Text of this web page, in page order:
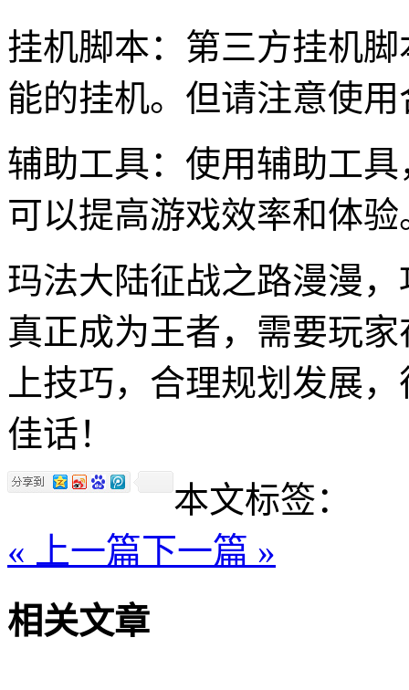
挂机脚本：第三方挂机
能的挂机。但请注意使
辅助工具：使用辅助工
可以提高游戏效率和体验
玛法大陆征战之路漫漫
真正成为王者，需要玩
上技巧，合理规划发展
佳话！
本文标签：
« 上一篇下一篇 »
相关文章